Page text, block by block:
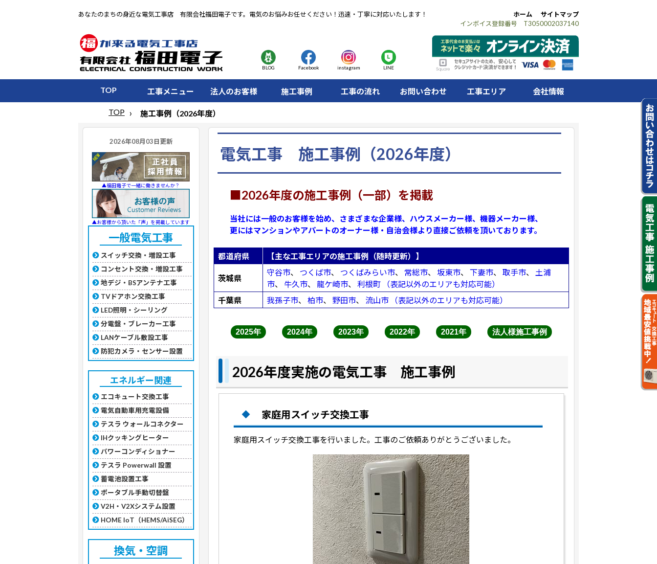
あなたのまちの身近な電気工事店 有限会社福田電子です。電気のお悩みお任せください！迅速・丁寧に対応いたします！ ホーム
サイトマップ
インボイス登録番号 T3050002037140
BLOG Facebook instagram LINE
TOP 工事メニュー 法人のお客様 施工事例 工事の流れ お問い合わせ 工事エリア 会社情報
TOP 施工事例（2026年度）
▲福田電子で一緒に働きませんか？
▲お客様から頂いた「声」を掲載しています
一般電気工事
スイッチ交換・増設工事
コンセント交換・増設工事
地デジ・BSアンテナ工事
TVドアホン交換工事
LED照明・シーリング
分電盤・ブレーカー工事
LANケーブル敷設工事
防犯カメラ・センサー設置
エネルギー関連
エコキュート交換工事
電気自動車用充電設備
テスラ ウォールコネクター
IHクッキングヒーター
パワーコンディショナー
テスラ Powerwall 設置
蓄電池設置工事
ポータブル手動切替盤
V2H・V2Xシステム設置
HOME IoT（HEMS/AiSEG）
換気・空調
電気工事 施工事例（2026年度）
■2026年度の施工事例（一部）を掲載
当社には一般のお客様を始め、さまざまな企業様、ハウスメーカー様、機器メーカー様、
更にはマンションやアパートのオーナー様・自治会様より直接ご依頼を頂いております。
都道府県 【主な工事エリアの施工事例（随時更新）】
茨城県
守谷市、 つくば市、 つくばみらい市、 常総市、 坂東市、 下妻市、 取手市、 土浦
市、 牛久市、 龍ケ崎市、 利根町
（表記以外のエリアも対応可能）
千葉県
我孫子市、 柏市、 野田市、 流山市 （表記以外のエリアも対応可能）
2025年 2024年 2023年 2022年 2021年 法人様施工事例
2026年度実施の電気工事 施工事例
家庭用スイッチ交換工事
家庭用スイッチ交換工事を行いました。工事のご依頼ありがとうございました。